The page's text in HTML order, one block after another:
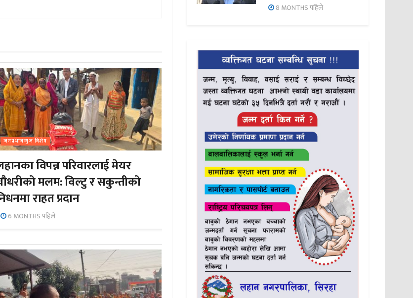
जनप्रभाबन्युज विशेष
विपन्न परिवारलाई मेयर
मलम: विल्टु र सकुन्तीको
राहत प्रदान
6 MONTHS पहिले
8 MONTHS पहिले